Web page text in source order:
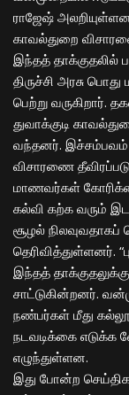
ராஜேஷ்
​காவல்துறை
​இந்தத் தாக்குதலில்
திருச்சி அரசு
பெற்று வருகிறார்.
துவாக்குடி
வந்தனர். இச்சம்பவம்
விசாரணை
​மாணவர்கள்
​கல்வி கற்க வரும்
சூழல்
தெரிவித்துள்ளனர்.
இந்தத்
சாட்டுகின்றனர்.
நண்பர்கள் மீது
நடவடிக்கை எடுக்க
எழுந்துள்ளன.
​இது போன்ற